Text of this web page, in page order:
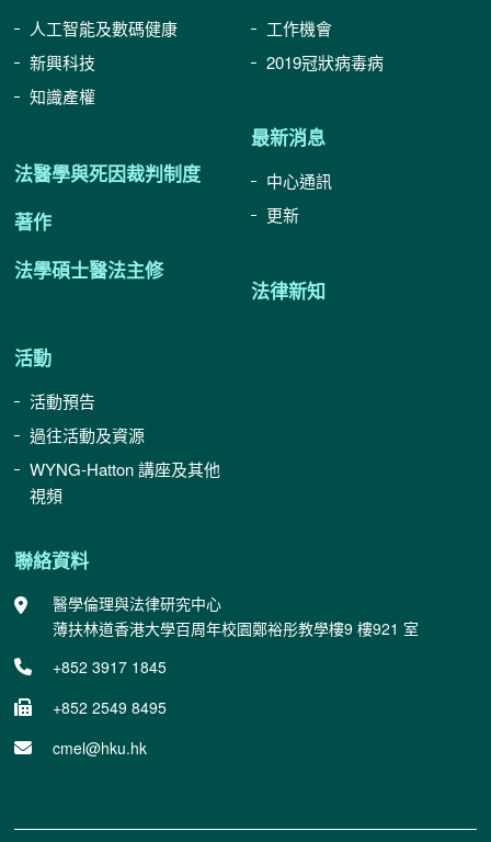
人工智能及數碼健康
新興科技
知識產權
法醫學與死因裁判制度
著作
法學碩士醫法主修
活動
活動預告
過往活動及資源
WYNG-Hatton 講座及其他
視頻
工作機會
2019冠狀病毒病
最新消息
中心通訊
更新
法律新知
聯絡資料
醫學倫理與法律研究中心
薄扶林道香港大學百周年校園鄭裕彤教學樓9 樓921 室
+852 3917 1845
+852 2549 8495
cmel@hku.hk